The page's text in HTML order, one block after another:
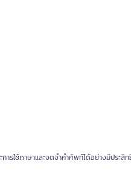
รใช้ภาษาและจดจำคำศัพท์ได้อย่างมีประสิ